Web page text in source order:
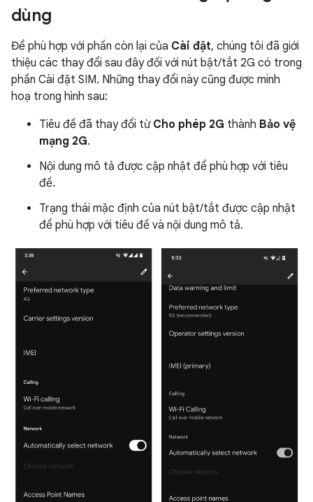
dùng
Để phù hợp với phần còn lại của Cài đặt, chúng tôi đã giới
thiệu các thay đổi sau đây đối với nút bật/tắt 2G có trong
phần Cài đặt SIM. Những thay đổi này cũng được minh
hoạ trong hình sau:
Tiêu đề đã thay đổi từ Cho phép 2G thành Bảo vệ
mạng 2G.
Nội dung mô tả được cập nhật để phù hợp với tiêu
đề.
Trạng thái mặc định của nút bật/tắt được cập nhật
để phù hợp với tiêu đề và nội dung mô tả.